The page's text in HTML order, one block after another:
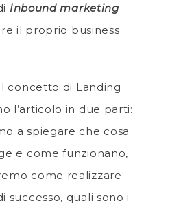
Inbound marketing
il proprio business
concetto di Landing
l’articolo in due parti:
a spiegare che cosa
e come funzionano,
come realizzare
successo, quali sono i